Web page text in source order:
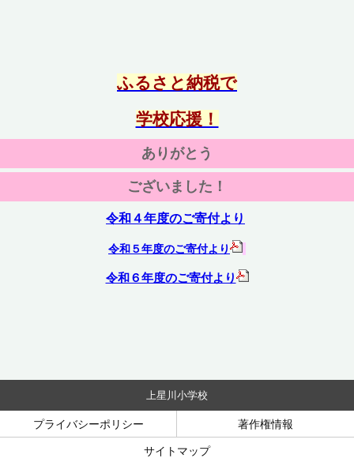
ふるさと納税で
学校応援！
ありがとう
ございました！
令和４年度のご寄付より
令和５年度のご寄付より
令和６年度のご寄付より
上星川小学校
プライバシーポリシー 著作権情報
サイトマップ